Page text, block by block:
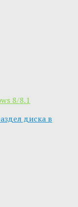
8/8.1
диска в